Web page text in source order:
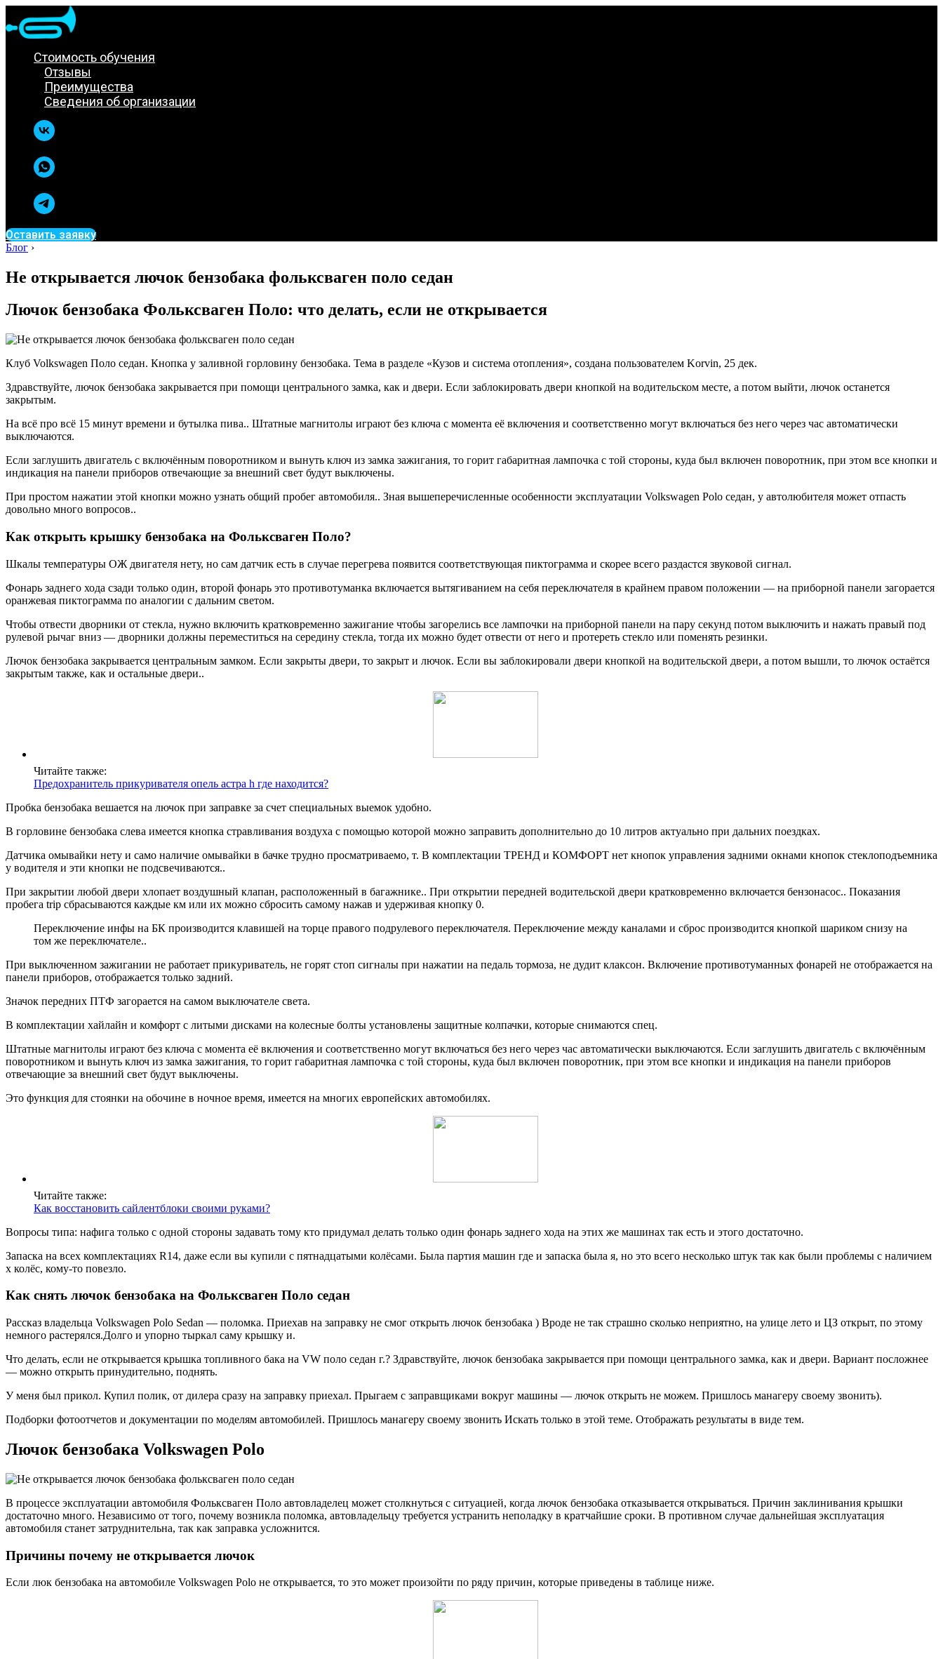
Стоимость обучения
Отзывы
Преимущества
Сведения об организации
Оставить заявку
Блог ›
Не открывается лючок бензобака фольксваген поло седан
Лючок бензобака Фольксваген Поло: что делать, если не открывается
Клуб Volkswagen Поло седан. Кнопка у заливной горловину бензобака. Тема в разделе «Кузов и система отопления», создана пользователем Korvin, 25 дек.
Здравствуйте, лючок бензобака закрывается при помощи центрального замка, как и двери. Если заблокировать двери кнопкой на водительском месте, а потом выйти, лючок останется
закрытым.
На всё про всё 15 минут времени и бутылка пива.. Штатные магнитолы играют без ключа с момента её включения и соответственно могут включаться без него через час автоматически
выключаются.
Если заглушить двигатель с включённым поворотником и вынуть ключ из замка зажигания, то горит габаритная лампочка с той стороны, куда был включен поворотник, при этом все кнопки и
индикация на панели приборов отвечающие за внешний свет будут выключены.
При простом нажатии этой кнопки можно узнать общий пробег автомобиля.. Зная вышеперечисленные особенности эксплуатации Volkswagen Polo седан, у автолюбителя может отпасть
довольно много вопросов..
Как открыть крышку бензобака на Фольксваген Поло?
Шкалы температуры ОЖ двигателя нету, но сам датчик есть в случае перегрева появится соответствующая пиктограмма и скорее всего раздастся звуковой сигнал.
Фонарь заднего хода сзади только один, второй фонарь это противотуманка включается вытягиванием на себя переключателя в крайнем правом положении — на приборной панели загорается
оранжевая пиктограмма по аналогии с дальним светом.
Чтобы отвести дворники от стекла, нужно включить кратковременно зажигание чтобы загорелись все лампочки на приборной панели на пару секунд потом выключить и нажать правый под
рулевой рычаг вниз — дворники должны переместиться на середину стекла, тогда их можно будет отвести от него и протереть стекло или поменять резинки.
Лючок бензобака закрывается центральным замком. Если закрыты двери, то закрыт и лючок. Если вы заблокировали двери кнопкой на водительской двери, а потом вышли, то лючок остаётся
закрытым также, как и остальные двери..
Читайте также:
Предохранитель прикуривателя опель астра h где находится?
Пробка бензобака вешается на лючок при заправке за счет специальных выемок удобно.
В горловине бензобака слева имеется кнопка стравливания воздуха с помощью которой можно заправить дополнительно до 10 литров актуально при дальних поездках.
Датчика омывайки нету и само наличие омывайки в бачке трудно просматриваемо, т. В комплектации ТРЕНД и КОМФОРТ нет кнопок управления задними окнами кнопок стеклоподъемника
у водителя и эти кнопки не подсвечиваются..
При закрытии любой двери хлопает воздушный клапан, расположенный в багажнике.. При открытии передней водительской двери кратковременно включается бензонасос.. Показания
пробега trip сбрасываются каждые км или их можно сбросить самому нажав и удерживая кнопку 0.
Переключение инфы на БК производится клавишей на торце правого подрулевого переключателя. Переключение между каналами и сброс производится кнопкой шариком снизу на
том же переключателе..
При выключенном зажигании не работает прикуриватель, не горят стоп сигналы при нажатии на педаль тормоза, не дудит клаксон. Включение противотуманных фонарей не отображается на
панели приборов, отображается только задний.
Значок передних ПТФ загорается на самом выключателе света.
В комплектации хайлайн и комфорт с литыми дисками на колесные болты установлены защитные колпачки, которые снимаются спец.
Штатные магнитолы играют без ключа с момента её включения и соответственно могут включаться без него через час автоматически выключаются. Если заглушить двигатель с включённым
поворотником и вынуть ключ из замка зажигания, то горит габаритная лампочка с той стороны, куда был включен поворотник, при этом все кнопки и индикация на панели приборов
отвечающие за внешний свет будут выключены.
Это функция для стоянки на обочине в ночное время, имеется на многих европейских автомобилях.
Читайте также:
Как восстановить сайлентблоки своими руками?
Вопросы типа: нафига только с одной стороны задавать тому кто придумал делать только один фонарь заднего хода на этих же машинах так есть и этого достаточно.
Запаска на всех комплектациях R14, даже если вы купили с пятнадцатыми колёсами. Была партия машин где и запаска была я, но это всего несколько штук так как были проблемы с наличием
х колёс, кому-то повезло.
Как снять лючок бензобака на Фольксваген Поло седан
Рассказ владельца Volkswagen Polo Sedan — поломка. Приехав на заправку не смог открыть лючок бензобака ) Вроде не так страшно сколько неприятно, на улице лето и ЦЗ открыт, по этому
немного растерялся.Долго и упорно тыркал саму крышку и.
Что делать, если не открывается крышка топливного бака на VW поло седан г.? Здравствуйте, лючок бензобака закрывается при помощи центрального замка, как и двери. Вариант посложнее
— можно открыть принудительно, поднять.
У меня был прикол. Купил полик, от дилера сразу на заправку приехал. Прыгаем с заправщиками вокруг машины — лючок открыть не можем. Пришлось манагеру своему звонить).
Подборки фотоотчетов и документации по моделям автомобилей. Пришлось манагеру своему звонить Искать только в этой теме. Отображать результаты в виде тем.
Лючок бензобака Volkswagen Polo
В процессе эксплуатации автомобиля Фольксваген Поло автовладелец может столкнуться с ситуацией, когда лючок бензобака отказывается открываться. Причин заклинивания крышки
достаточно много. Независимо от того, почему возникла поломка, автовладельцу требуется устранить неполадку в кратчайшие сроки. В противном случае дальнейшая эксплуатация
автомобиля станет затруднительна, так как заправка усложнится.
Причины почему не открывается лючок
Если люк бензобака на автомобиле Volkswagen Polo не открывается, то это может произойти по ряду причин, которые приведены в таблице ниже.